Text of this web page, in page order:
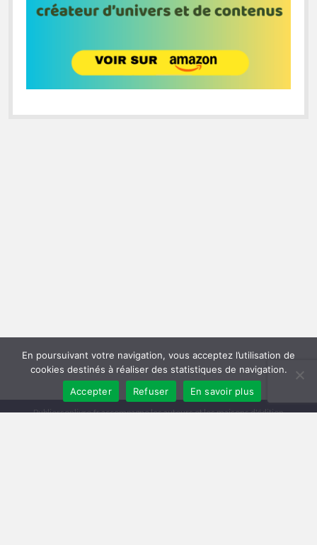
Publiersonlivre.fr accompagne les auteurs et les maisons d'édition
En poursuivant votre navigation, vous acceptez l’utilisation de
cookies destinés à réaliser des statistiques de navigation.
Accepter
Refuser En savoir plus